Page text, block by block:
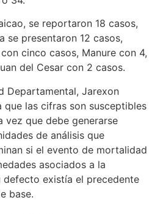
se reportaron 18 casos,
se presentaron 12 casos,
cinco casos, Manure con 4,
del Cesar con 2 casos.
Departamental, Jarexon
que las cifras son susceptibles
que debe generarse
de análisis que
si el evento de mortalidad
asociados a la
existía el precedente
base.